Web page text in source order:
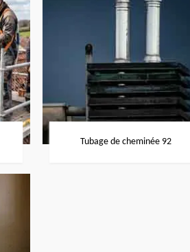
Tubage de cheminée 92